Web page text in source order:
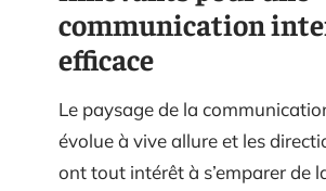
communication
efficace
Le paysage de la
évolue à vive allure et les
ont tout intérêt à s’emparer de